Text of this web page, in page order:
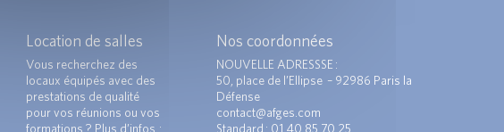
Location de salles
Vous recherchez des
locaux équipés avec des
prestations de qualité
pour vos réunions ou vos
formations ? Plus d’infos :
Nos coordonnées
NOUVELLE ADRESSSE :
50, place de l’Ellipse – 92986 Paris la
Défense
contact@afges.com
Standard : 01 40 85 70 25